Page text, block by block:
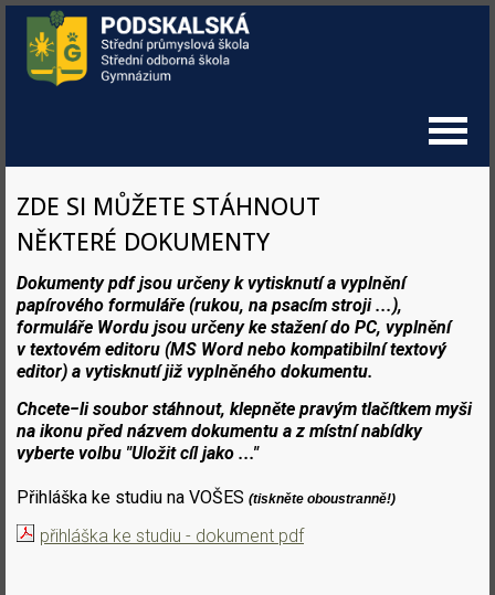
ZDE SI MŮŽETE STÁHNOUT
NĚKTERÉ DOKUMENTY
Dokumenty pdf jsou určeny k vytisknutí a vyplnění
papírového formuláře (rukou, na psacím stroji ...),
formuláře Wordu jsou určeny ke stažení do PC, vyplnění
v textovém editoru (MS Word nebo kompatibilní textový
editor) a vytisknutí již vyplněného dokumentu.
Chcete−li soubor stáhnout, klepněte pravým tlačítkem myši
na ikonu před názvem dokumentu a z místní nabídky
vyberte volbu "Uložit cíl jako ..."
Přihláška ke studiu na VOŠES (tiskněte oboustranně!)
přihláška ke studiu - dokument pdf